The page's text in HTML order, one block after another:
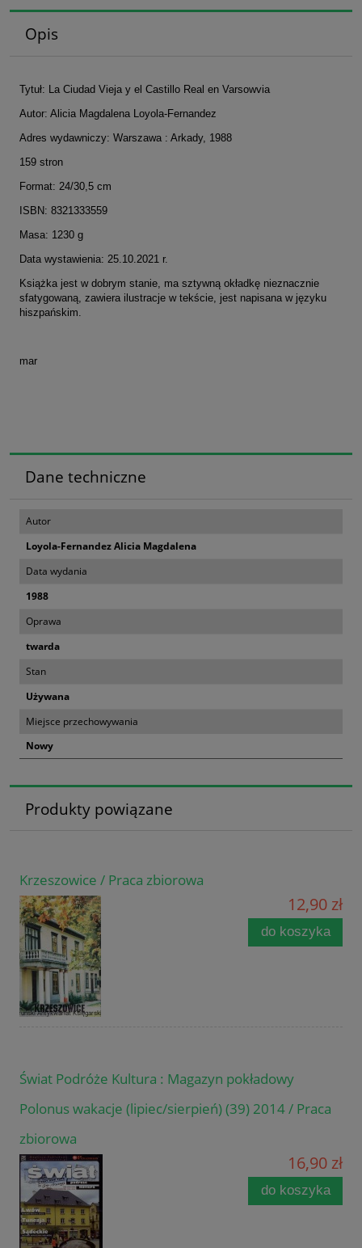
Opis
Tytuł: La Ciudad Vieja y el Castillo Real en Varsowvia
Autor: Alicia Magdalena Loyola-Fernandez
Adres wydawniczy: Warszawa : Arkady, 1988
159 stron
Format: 24/30,5 cm
ISBN: 8321333559
Masa: 1230 g
Data wystawienia: 25.10.2021 r.
Książka jest w dobrym stanie, ma sztywną okładkę nieznacznie
sfatygowaną, zawiera ilustracje w tekście, jest napisana w języku
hiszpańskim.
mar
Dane techniczne
Autor
Loyola-Fernandez Alicia Magdalena
Data wydania
1988
Oprawa
twarda
Stan
Używana
Miejsce przechowywania
Nowy
Produkty powiązane
Krzeszowice / Praca zbiorowa
12,90 zł
do koszyka
Świat Podróże Kultura : Magazyn pokładowy
Polonus wakacje (lipiec/sierpień) (39) 2014 / Praca
zbiorowa
16,90 zł
do koszyka